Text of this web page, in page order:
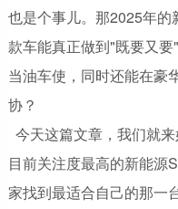
也是个事儿。那2025年
款车能真正做到"既要又
当油车使，同时还能在豪
协？
今天这篇文章，我们就
目前关注度最高的新能源
家找到最适合自己的那一台